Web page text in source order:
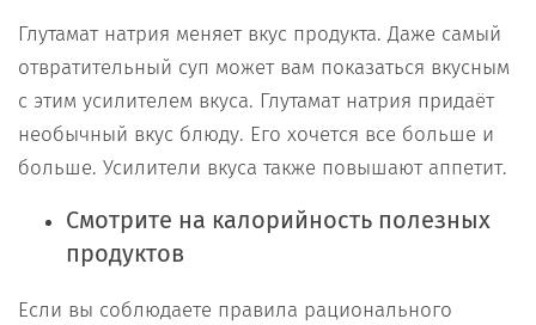
Глутамат натрия меняет вкус продукта. Даже самый
отвратительный суп может вам показаться вкусным
с этим усилителем вкуса. Глутамат натрия придаёт
необычный вкус блюду. Его хочется все больше и
больше. Усилители вкуса также повышают аппетит.
Смотрите на калорийность полезных
продуктов
Если вы соблюдаете правила рационального